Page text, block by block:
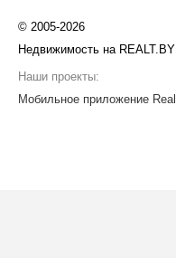
© 2005-2026
Недвижимость на REALT.BY
Наши проекты:
Мобильное приложение